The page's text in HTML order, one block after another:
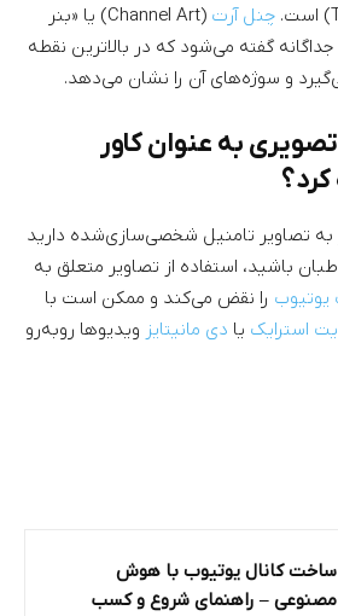
چنل آرت
(Channel Art) یا «بنر
گفته می‌شود که در بالاترین نقطه
و سوژه‌های آن را نشان می‌دهد.
به عنوان کاور
به تصاویر تامنیل شخصی‌سازی‌شده دارید
باشید، استفاده از تصاویر متعلق به
یوتیوب را نقض می‌کند و ممکن است با
استرایک یا دی مانیتایز ویدیوها روبه‌رو
ساخت کانال یوتیوب با هوش
مصنوعی – راهنمای شروع و کسب